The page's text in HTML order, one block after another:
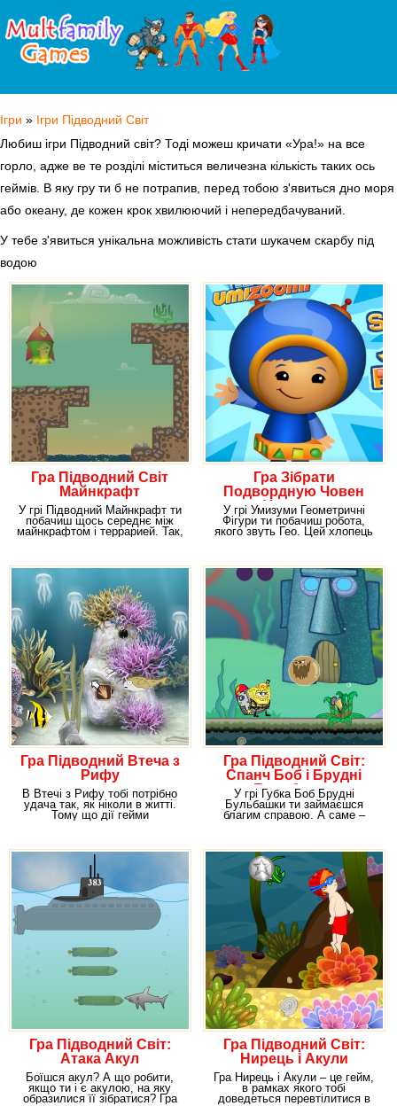
Ігри » Ігри Підводний Світ
Любиш ігри Підводний світ? Тоді можеш кричати «Ура!» на все
горло, адже ве те розділі міститься величезна кількість таких ось
геймів. В яку гру ти б не потрапив, перед тобою з'явиться дно моря
або океану, де кожен крок хвилюючий і непередбачуваний.
У тебе з'явиться унікальна можливість стати шукачем скарбу під
водою
Гра Підводний Світ
Майнкрафт
У грі Підводний Майнкрафт ти
побачиш щось середнє між
майнкрафтом і террарией. Так,
Гра Зібрати
Подвордную Човен
Умизуми
У грі Умизуми Геометричні
Фігури ти побачиш робота,
якого звуть Гео. Цей хлопець
Гра Підводний Втеча з
Рифу
В Втечі з Рифу тобі потрібно
удача так, як ніколи в житті.
Тому що дії гейми
Гра Підводний Світ:
Спанч Боб і Брудні
Бульбашки
У грі Губка Боб Брудні
Бульбашки ти займаєшся
благим справою. А саме –
Гра Підводний Світ:
Атака Акул
Боїшся акул? А що робити,
якщо ти і є акулою, на яку
образилися її зібратися? Гра
Гра Підводний Світ:
Нирець і Акули
Гра Нирець і Акули – це гейм,
в рамках якого тобі
доведеться перевтілитися в